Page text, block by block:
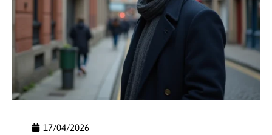
17/04/2026